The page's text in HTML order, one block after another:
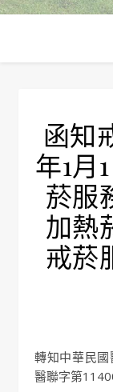
函知
年1月
菸服
加熱
戒菸
轉知中華民國醫師公會全國聯合會114年12月30日全
醫聯字第